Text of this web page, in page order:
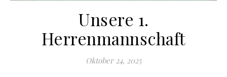
Unsere 1.
Herrenmannschaft
Oktober 24, 2025